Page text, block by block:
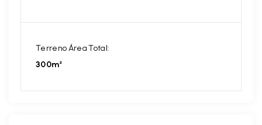
Terreno Área Total:
300m²